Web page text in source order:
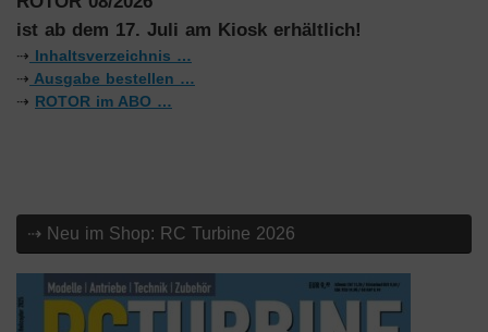
ist ab dem 17. Juli am Kiosk erhältlich!
⇢ Inhaltsverzeichnis …
⇢ Ausgabe bestellen …
⇢ ROTOR im ABO …
⇢ Neu im Shop: RC Turbine 2026